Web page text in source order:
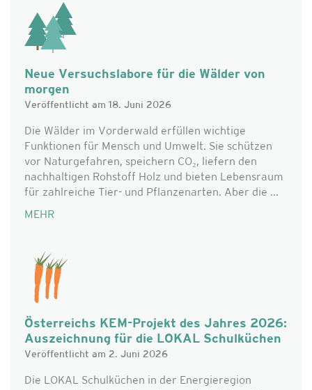
Neue Versuchslabore für die Wälder von
morgen
Veröffentlicht am 18. Juni 2026
Die Wälder im Vorderwald erfüllen wichtige
Funktionen für Mensch und Umwelt. Sie schützen
vor Naturgefahren, speichern CO₂, liefern den
nachhaltigen Rohstoff Holz und bieten Lebensraum
für zahlreiche Tier- und Pflanzenarten. Aber die ...
MEHR
Österreichs KEM-Projekt des Jahres 2026:
Auszeichnung für die LOKAL Schulküchen
Veröffentlicht am 2. Juni 2026
Die LOKAL Schulküchen in der Energieregion